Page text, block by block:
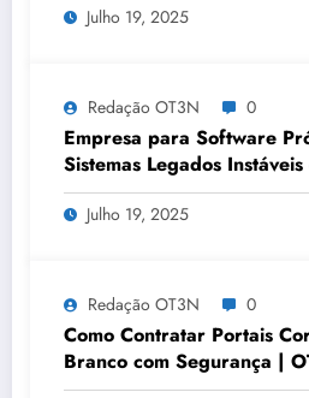
Julho 19, 2025
Redação OT3N 0
Empresa para Software
Sistemas Legados
Horizonte | OT3N Brasil
Julho 19, 2025
Redação OT3N 0
Como Contratar Portais
Branco com Segurança |